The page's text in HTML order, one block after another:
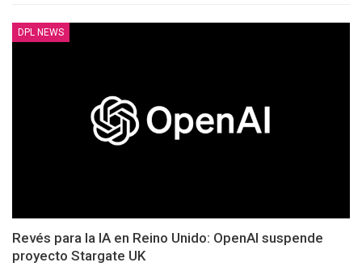
DPL NEWS
Revés para la IA en Reino Unido: OpenAI suspende
proyecto Stargate UK